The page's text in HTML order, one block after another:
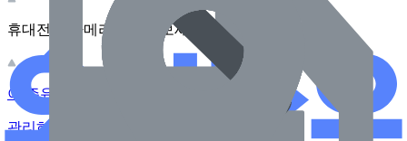
휴대전화 카메라로 찍어보세요
이 주유소의 사장님이신가요?
관리하기